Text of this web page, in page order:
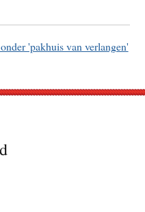
'pakhuis van verlangen'